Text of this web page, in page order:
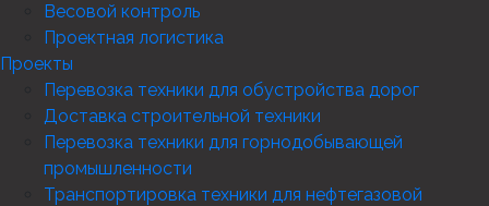
Весовой контроль
Проектная логистика
Проекты
Перевозка техники для обустройства дорог
Доставка строительной техники
Перевозка техники для горнодобывающей
промышленности
Транспортировка техники для нефтегазовой